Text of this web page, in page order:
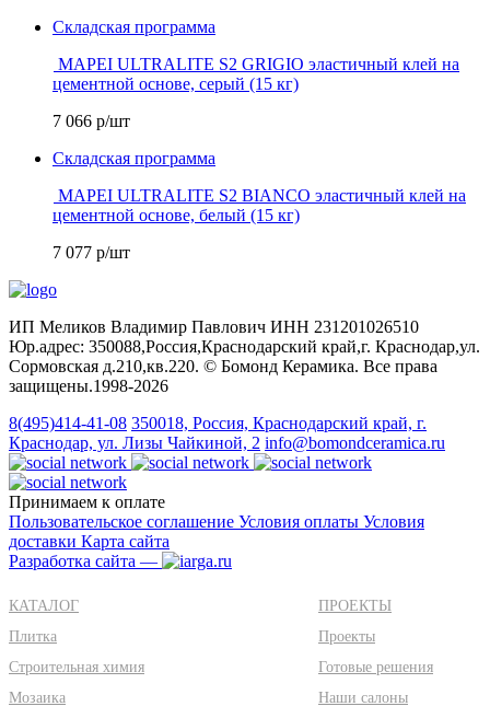
Складская программа
MAPEI ULTRALITE S2 GRIGIO эластичный клей на
цементной основе, серый (15 кг)
7 066 р/шт
Складская программа
MAPEI ULTRALITE S2 BIANCO эластичный клей на
цементной основе, белый (15 кг)
7 077 р/шт
ИП Меликов Владимир Павлович ИНН 231201026510
Юр.адрес: 350088,Россия,Краснодарский край,г. Краснодар,ул.
Сормовская д.210,кв.220. © Бомонд Керамика. Все права
защищены.1998‑2026
8(495)414-41-08 350018, Россия, Краснодарский край, г.
Краснодар, ул. Лизы Чайкиной, 2 info@bomondceramica.ru
Принимаем к оплате
Пользовательское соглашение Условия оплаты Условия
доставки Карта сайта
Разработка сайта —
КАТАЛОГ
Плитка
Строительная химия
Мозаика
ПРОЕКТЫ
Проекты
Готовые решения
Наши салоны